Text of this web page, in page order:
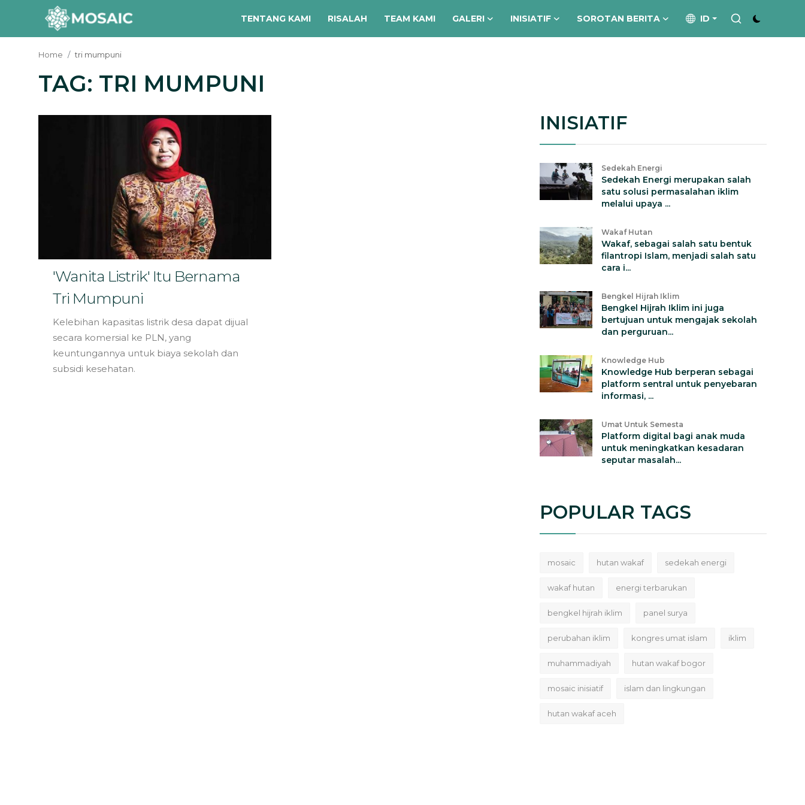
TENTANG KAMI RISALAH TEAM KAMI GALERI INISIATIF SOROTAN BERITA ID
Contact
Bahasa
Home tri mumpuni
TAG: TRI MUMPUNI
'Wanita Listrik' Itu Bernama
Tri Mumpuni
Kelebihan kapasitas listrik desa dapat dijual
secara komersial ke PLN, yang
keuntungannya untuk biaya sekolah dan
subsidi kesehatan.
INISIATIF
Sedekah Energi
Sedekah Energi merupakan salah
satu solusi permasalahan iklim
melalui upaya ...
Wakaf Hutan
Wakaf, sebagai salah satu bentuk
filantropi Islam, menjadi salah satu
cara i...
Bengkel Hijrah Iklim
Bengkel Hijrah Iklim ini juga
bertujuan untuk mengajak sekolah
dan perguruan...
Knowledge Hub
Knowledge Hub berperan sebagai
platform sentral untuk penyebaran
informasi, ...
Umat Untuk Semesta
Platform digital bagi anak muda
untuk meningkatkan kesadaran
seputar masalah...
POPULAR TAGS
mosaic hutan wakaf sedekah energi
wakaf hutan energi terbarukan
bengkel hijrah iklim panel surya
perubahan iklim kongres umat islam iklim
muhammadiyah hutan wakaf bogor
mosaic inisiatif islam dan lingkungan
hutan wakaf aceh